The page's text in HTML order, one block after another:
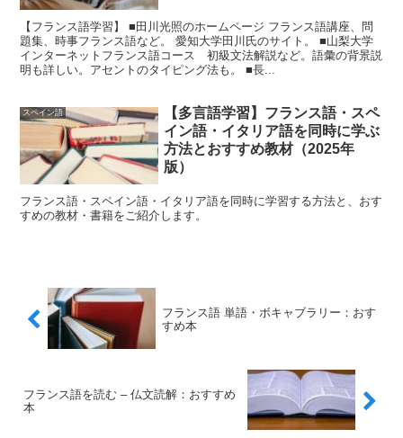
【フランス語学習】 ■田川光照のホームページ フランス語講座、問
題集、時事フランス語など。 愛知大学田川氏のサイト。 ■山梨大学
インターネットフランス語コース 初級文法解説など。語彙の背景説
明も詳しい。アセントのタイピング法も。 ■長...
スペイン語
【多言語学習】フランス語・スペ
イン語・イタリア語を同時に学ぶ
方法とおすすめ教材（2025年
版）
フランス語・スペイン語・イタリア語を同時に学習する方法と、おす
すめの教材・書籍をご紹介します。
フランス語 単語・ボキャブラリー：おす
すめ本
フランス語を読む – 仏文読解：おすすめ
本